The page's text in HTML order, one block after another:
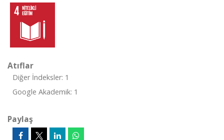
Atıflar
Diğer İndeksler: 1
Google Akademik: 1
Paylaş